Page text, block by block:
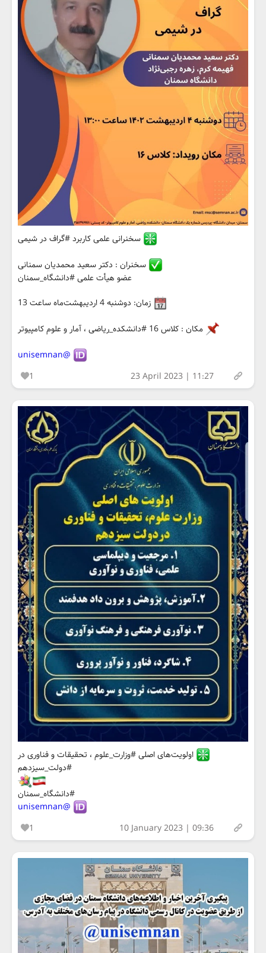
سخنرانی علمی کاربرد #گراف در شیمی
سخنران : دکتر سعید محمدیان سمنانی
عضو هیأت علمی #دانشگاه_سمنان
زمان: دوشنبه 4 اردیبهشت‌ماه ساعت 13
مکان : کلاس 16 #دانشکده_ریاضی ، آمار و علوم کامپیوتر
@unisemnan
1
23 April 2023 | 11:27
اولویت‌های اصلی #وزارت_علوم ، تحقیقات و فناوری در
#دولت_سیزدهم
#دانشگاه_سمنان
@unisemnan
1
10 January 2023 | 09:36